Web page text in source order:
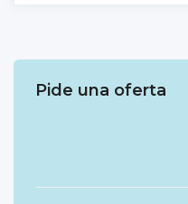
Pide una oferta